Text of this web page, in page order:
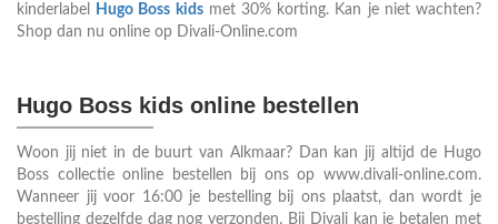
kinderlabel
Hugo Boss kidsmet 30% korting. Kan je niet wachten?
Shop dan nu online op Divali-Online.com
Hugo Boss kids online bestellen
Woon jij niet in de buurt van Alkmaar? Dan kan jij altijd de Hugo
Boss collectie online bestellen bij ons op www.divali-online.com.
Wanneer jij voor 16:00 je bestelling bij ons plaatst, dan wordt je
bestelling dezelfde dag nog verzonden. Bij Divali kan je betalen met